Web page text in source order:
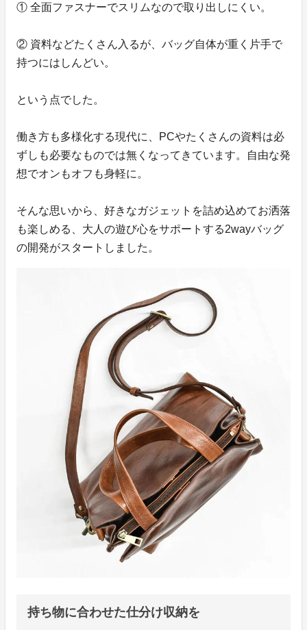
① 全面ファスナーでスリムなので取り出しにくい。
② 資料などたくさん入るが、バッグ自体が重く片手で
持つにはしんどい。
という点でした。
働き方も多様化する現代に、PCやたくさんの資料は必
ずしも必要なものでは無くなってきています。自由な発
想でオンもオフも身軽に。
そんな思いから、好きなガジェットを詰め込めてお洒落
も楽しめる、大人の遊び心をサポートする2wayバッグ
の開発がスタートしました。
持ち物に合わせた仕分け収納を